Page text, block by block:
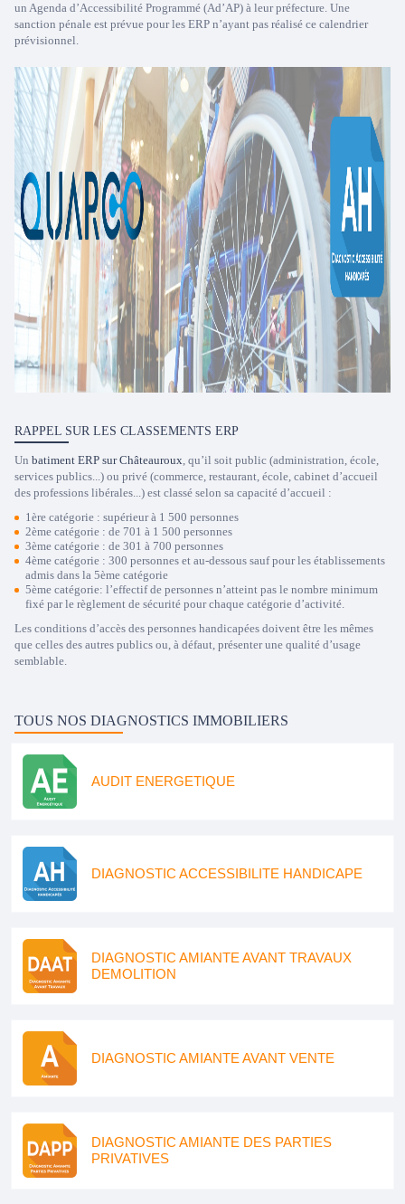
un Agenda d’Accessibilité Programmé (Ad’AP) à leur préfecture. Une
sanction pénale est prévue pour les ERP n’ayant pas réalisé ce calendrier
prévisionnel.
RAPPEL SUR LES CLASSEMENTS ERP
Un batiment ERP sur Châteauroux, qu’il soit public (administration, école,
services publics...) ou privé (commerce, restaurant, école, cabinet d’accueil
des professions libérales...) est classé selon sa capacité d’accueil :
1ère catégorie : supérieur à 1 500 personnes
2ème catégorie : de 701 à 1 500 personnes
3ème catégorie : de 301 à 700 personnes
4ème catégorie : 300 personnes et au-dessous sauf pour les établissements
admis dans la 5ème catégorie
5ème catégorie: l’effectif de personnes n’atteint pas le nombre minimum
fixé par le règlement de sécurité pour chaque catégorie d’activité.
Les conditions d’accès des personnes handicapées doivent être les mêmes
que celles des autres publics ou, à défaut, présenter une qualité d’usage
semblable.
TOUS NOS DIAGNOSTICS IMMOBILIERS
AUDIT ENERGETIQUE
DIAGNOSTIC ACCESSIBILITE HANDICAPE
DIAGNOSTIC AMIANTE AVANT TRAVAUX
DEMOLITION
DIAGNOSTIC AMIANTE AVANT VENTE
DIAGNOSTIC AMIANTE DES PARTIES
PRIVATIVES